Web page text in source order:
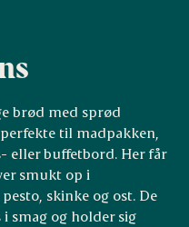
brød med sprød
til madpakken,
eller buffetbord. Her får
smukt op i
skinke og ost. De
smag og holder sig